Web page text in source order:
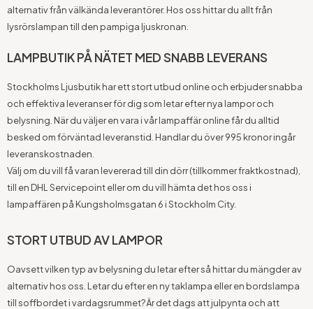
alternativ från välkända leverantörer. Hos oss hittar du allt från
lysrörslampan till den pampiga ljuskronan.
LAMPBUTIK PÅ NÄTET MED SNABB LEVERANS
Stockholms Ljusbutik har ett stort utbud online och erbjuder snabba
och effektiva leveranser för dig som letar efter nya lampor och
belysning. När du väljer en vara i vår lampaffär online får du alltid
besked om förväntad leveranstid. Handlar du över 995 kronor ingår
leveranskostnaden.
Välj om du vill få varan levererad till din dörr (tillkommer fraktkostnad),
till en DHL Servicepoint eller om du vill hämta det hos oss i
lampaffären på Kungsholmsgatan 6 i Stockholm City.
STORT UTBUD AV LAMPOR
Oavsett vilken typ av belysning du letar efter så hittar du mängder av
alternativ hos oss. Letar du efter en ny taklampa eller en bordslampa
till soffbordet i vardagsrummet? Är det dags att julpynta och att